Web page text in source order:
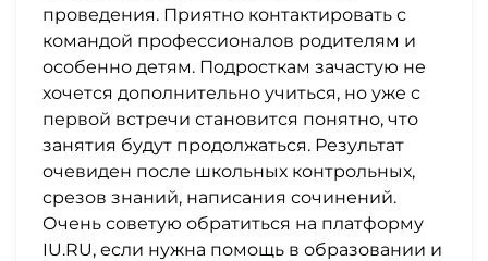
проведения. Приятно контактировать с
командой профессионалов родителям и
особенно детям. Подросткам зачастую не
хочется дополнительно учиться, но уже с
первой встречи становится понятно, что
занятия будут продолжаться. Результат
очевиден после школьных контрольных,
срезов знаний, написания сочинений.
Очень советую обратиться на платформу
IU.RU, если нужна помощь в образовании и